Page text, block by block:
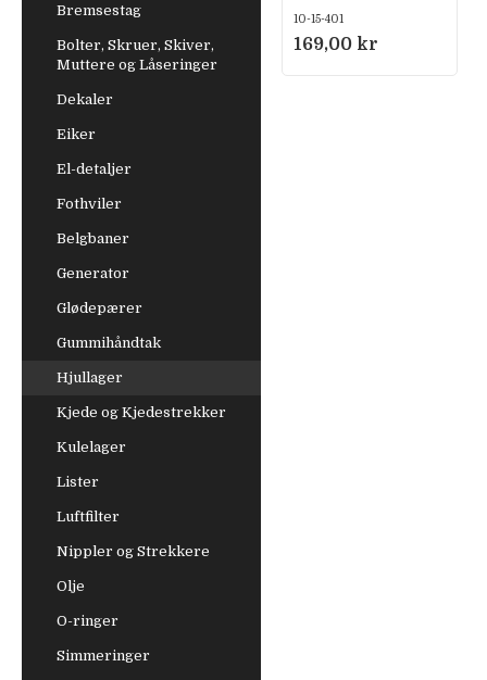
Bremsestag
Bolter, Skruer, Skiver,
Muttere og Låseringer
Dekaler
Eiker
El-detaljer
Fothviler
Belgbaner
Generator
Glødepærer
Gummihåndtak
Hjullager
Kjede og Kjedestrekker
Kulelager
Lister
Luftfilter
Nippler og Strekkere
Olje
O-ringer
Simmeringer
10-15-401
169,00 kr